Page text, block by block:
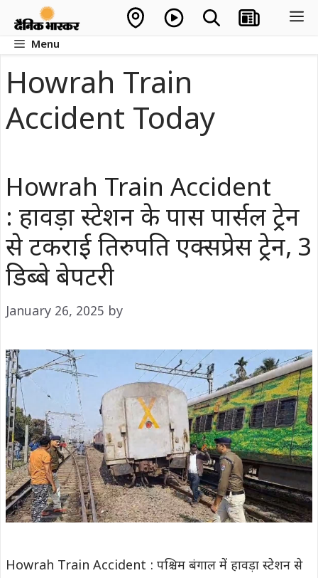
contentMenu
Howrah Train
Accident Today
Howrah Train Accident
: हावड़ा स्टेशन के पास पार्सल ट्रेन
से टकराई तिरुपति एक्सप्रेस ट्रेन, 3
डिब्बे बेपटरी
January 26, 2025 by
Howrah Train Accident : पश्चिम बंगाल में हावड़ा स्टेशन से